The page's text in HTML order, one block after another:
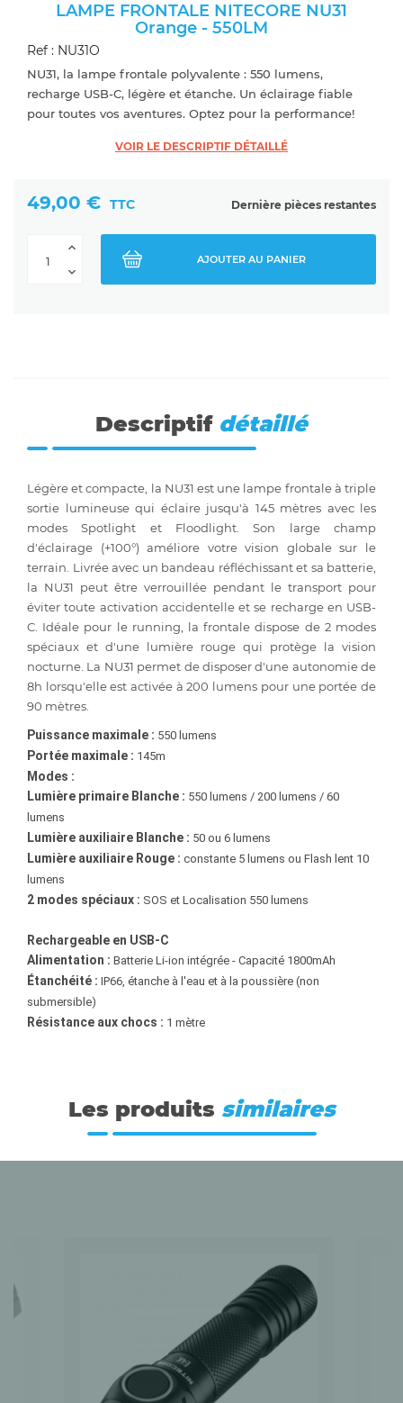
LAMPE FRONTALE NITECORE NU31
Orange - 550LM
Ref : NU31O
NU31, la lampe frontale polyvalente : 550 lumens,
recharge USB-C, légère et étanche. Un éclairage fiable
pour toutes vos aventures. Optez pour la performance!
VOIR LE DESCRIPTIF DÉTAILLÉ
Dernière pièces restantes
49,00 € TTC
AJOUTER AU PANIER
Descriptif détaillé
Légère et compacte, la NU31 est une lampe frontale à triple
sortie lumineuse qui éclaire jusqu'à 145 mètres avec les
modes Spotlight et Floodlight. Son large champ
d'éclairage (+100°) améliore votre vision globale sur le
terrain. Livrée avec un bandeau réfléchissant et sa batterie,
la NU31 peut être verrouillée pendant le transport pour
éviter toute activation accidentelle et se recharge en USB-
C. Idéale pour le running, la frontale dispose de 2 modes
spéciaux et d'une lumière rouge qui protège la vision
nocturne. La NU31 permet de disposer d'une autonomie de
8h lorsqu'elle est activée à 200 lumens pour une portée de
90 mètres.
Puissance maximale : 550 lumens
Portée maximale : 145m
Modes :
Lumière primaire Blanche : 550 lumens / 200 lumens / 60
lumens
Lumière auxiliaire Blanche : 50 ou 6 lumens
Lumière auxiliaire Rouge : constante 5 lumens ou Flash lent 10
lumens
2 modes spéciaux : SOS et Localisation 550 lumens
Rechargeable en USB-C
Alimentation : Batterie Li-ion intégrée - Capacité 1800mAh
Étanchéité : IP66, étanche à l'eau et à la poussière (non
submersible)
Résistance aux chocs : 1 mètre
Les produits similaires